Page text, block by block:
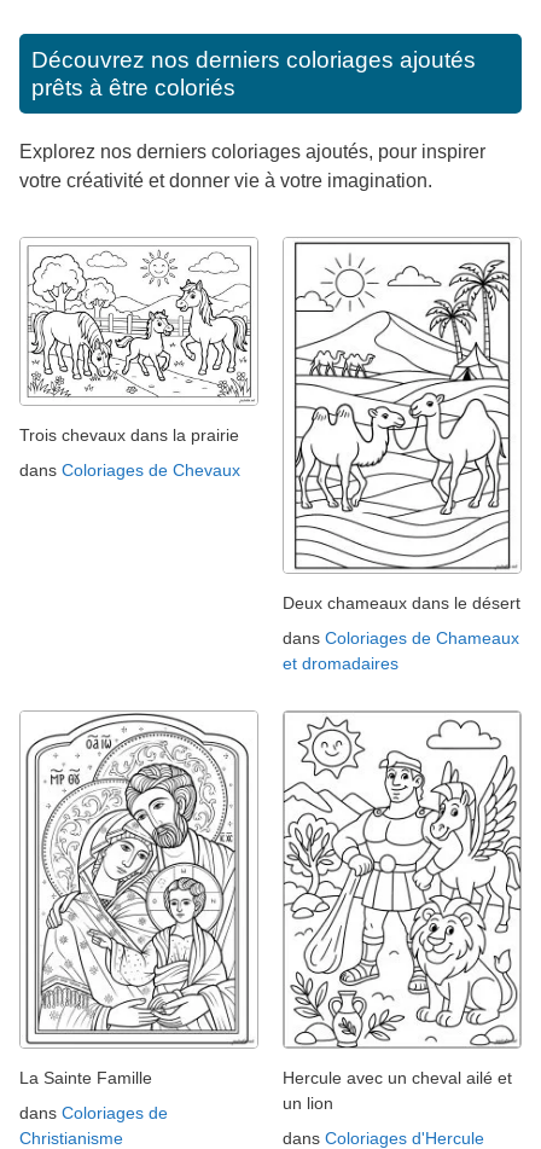
Découvrez nos derniers coloriages ajoutés
prêts à être coloriés
Explorez nos derniers coloriages ajoutés, pour inspirer
votre créativité et donner vie à votre imagination.
Trois chevaux dans la prairie
dans Coloriages de Chevaux
Deux chameaux dans le désert
dans Coloriages de Chameaux
et dromadaires
La Sainte Famille
dans Coloriages de
Christianisme
Hercule avec un cheval ailé et
un lion
dans Coloriages d'Hercule